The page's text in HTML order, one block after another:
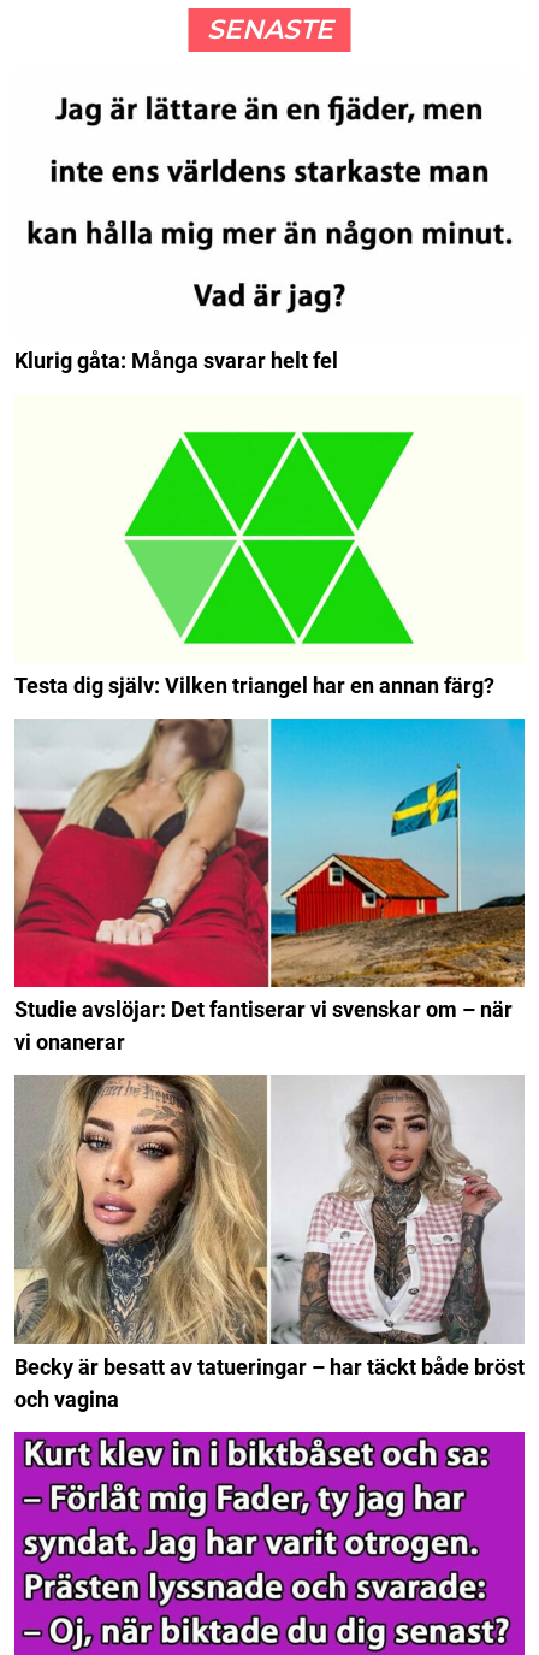
SENASTE
Klurig gåta: Många svarar helt fel
Testa dig själv: Vilken triangel har en annan färg?
Studie avslöjar: Det fantiserar vi svenskar om – när
vi onanerar
Becky är besatt av tatueringar – har täckt både bröst
och vagina